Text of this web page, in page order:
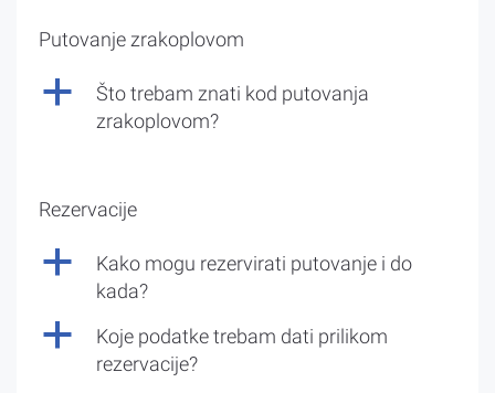
Putovanje zrakoplovom
a
Što trebam znati kod putovanja
zrakoplovom?
Rezervacije
a
Kako mogu rezervirati putovanje i do
kada?
a
Koje podatke trebam dati prilikom
rezervacije?